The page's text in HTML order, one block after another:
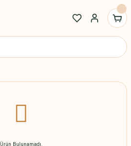
Ürün Bulunamadı.